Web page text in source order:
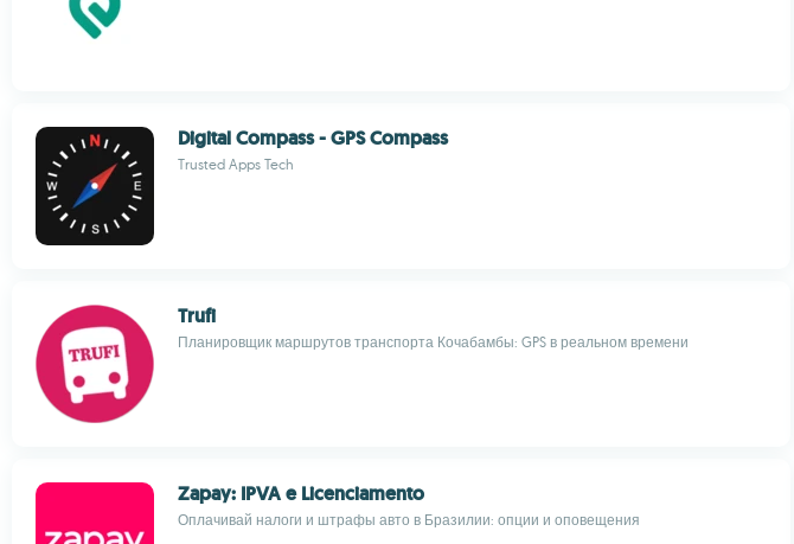
Digital Compass - GPS Compass
Trusted Apps Tech
Trufi
Планировщик маршрутов транспорта Кочабамбы: GPS в реальном времени
Zapay: IPVA e Licenciamento
Оплачивай налоги и штрафы авто в Бразилии: опции и оповещения